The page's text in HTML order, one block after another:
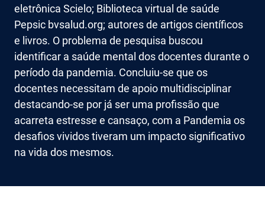
eletrônica Scielo; Biblioteca virtual de saúde
Pepsic bvsalud.org; autores de artigos científicos
e livros. O problema de pesquisa buscou
identificar a saúde mental dos docentes durante o
período da pandemia. Concluiu-se que os
docentes necessitam de apoio multidisciplinar
destacando-se por já ser uma profissão que
acarreta estresse e cansaço, com a Pandemia os
desafios vividos tiveram um impacto significativo
na vida dos mesmos.